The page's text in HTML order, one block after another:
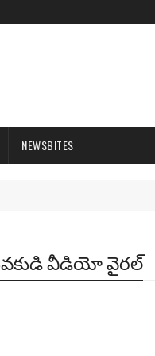
NEWSBITES
వీడియో వైరల్